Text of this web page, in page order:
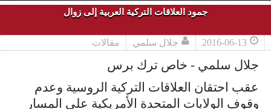
جمود العلاقات التركية العربية إلى زوال
2016-06-13 جلال سلمي مقالات
جلال سلمي - خاص ترك برس
عقب احتقان العلاقات التركية الروسية وعدم
وقوف الولايات المتحدة الأمريكية على المسار